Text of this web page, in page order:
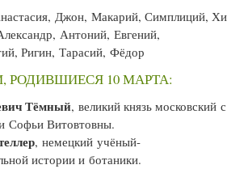
Джон, Макарий, Симплиций,
Антоний, Евгений,
Ригин, Тарасий, Фёдор
РОДИВШИЕСЯ 10 МАРТА:
Тёмный, великий князь московский
Софьи Витовтовны.
, немецкий учёный-
истории и ботаники.